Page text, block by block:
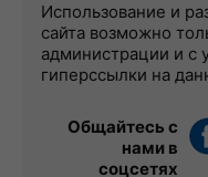
Использование и
сайта возможно
администрации и с
гиперссылки на
Общайтесь с
нами в
соцсетях